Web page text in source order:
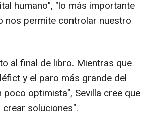
humano", "lo más importante
nos permite controlar nuestro
al final de libro. Mientras que
y el paro más grande del
optimista", Sevilla cree que
soluciones".